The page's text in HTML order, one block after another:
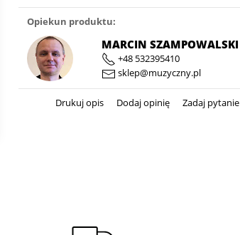
Opiekun produktu:
MARCIN SZAMPOWALSKI
+48 532395410
sklep@muzyczny.pl
Drukuj opis Dodaj opinię Zadaj pytanie